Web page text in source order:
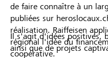
de faire connaître à un
publiées sur
réalisation. Raiffeisen
régional l'idée du
coopérative.
Il s'agit d'idées positives,
ainsi que de projets